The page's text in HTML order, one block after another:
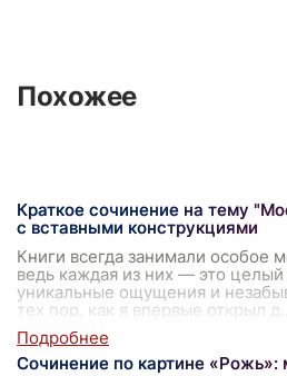
Похожее
Краткое сочинение на тему
с вставными конструкциями
Книги всегда занимали особое
ведь каждая из них — это
уникальные ощущения и
тех пор, как я впервые открыл д
Сочинение по картине «Рожь»: